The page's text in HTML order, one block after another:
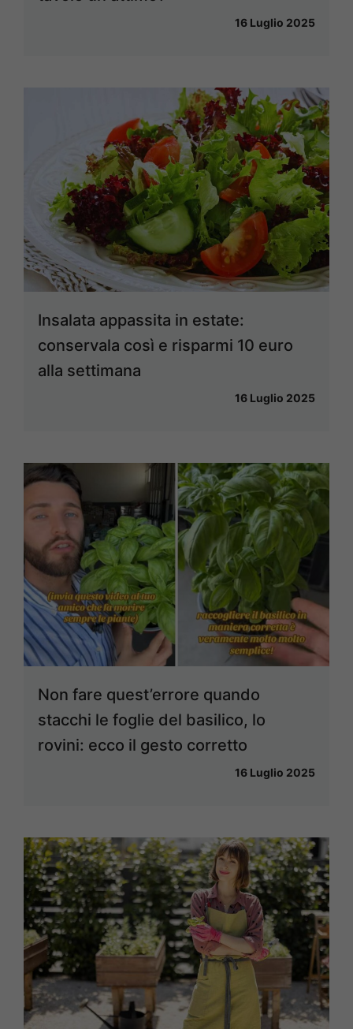
16 Luglio 2025
Insalata appassita in estate:
conservala così e risparmi 10 euro
alla settimana
16 Luglio 2025
Non fare quest’errore quando
stacchi le foglie del basilico, lo
rovini: ecco il gesto corretto
16 Luglio 2025